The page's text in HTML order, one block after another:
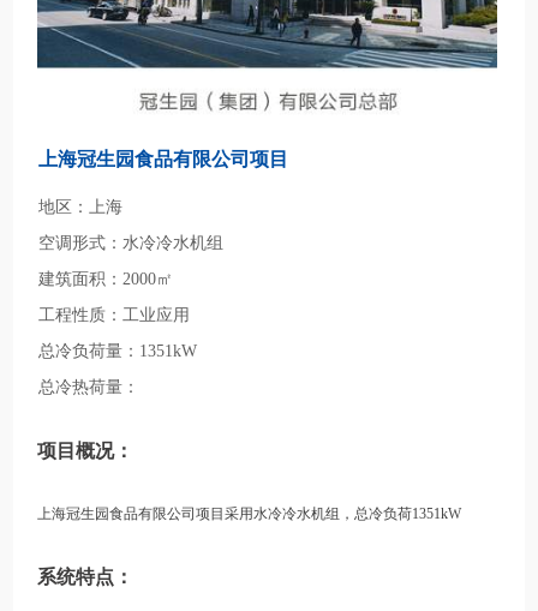
上海冠生园食品有限公司项目
地区：上海
空调形式：水冷冷水机组
建筑面积：2000㎡
工程性质：工业应用
总冷负荷量：1351kW
总冷热荷量：
项目概况：
上海冠生园食品有限公司项目采用水冷冷水机组，总冷负荷1351kW
系统特点：